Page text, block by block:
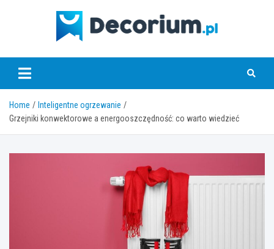
decorium.pl
Home
Inteligentne ogrzewanie
Grzejniki konwektorowe a energooszczędność: co warto wiedzieć